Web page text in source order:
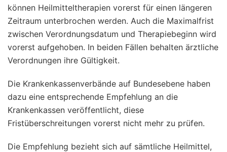
können Heilmitteltherapien vorerst für einen längeren
Zeitraum unterbrochen werden. Auch die Maximalfrist
zwischen Verordnungsdatum und Therapiebeginn wird
vorerst aufgehoben. In beiden Fällen behalten ärztliche
Verordnungen ihre Gültigkeit.
Die Krankenkassenverbände auf Bundesebene haben
dazu eine entsprechende Empfehlung an die
Krankenkassen veröffentlicht, diese
Fristüberschreitungen vorerst nicht mehr zu prüfen.
Die Empfehlung bezieht sich auf sämtliche Heilmittel,